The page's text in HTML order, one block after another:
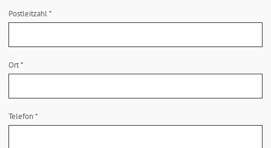
Postleitzahl*
Ort*
Telefon*